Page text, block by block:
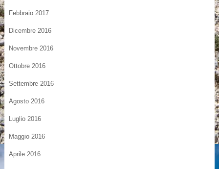
Febbraio 2017
Dicembre 2016
Novembre 2016
Ottobre 2016
Settembre 2016
Agosto 2016
Luglio 2016
Maggio 2016
Aprile 2016